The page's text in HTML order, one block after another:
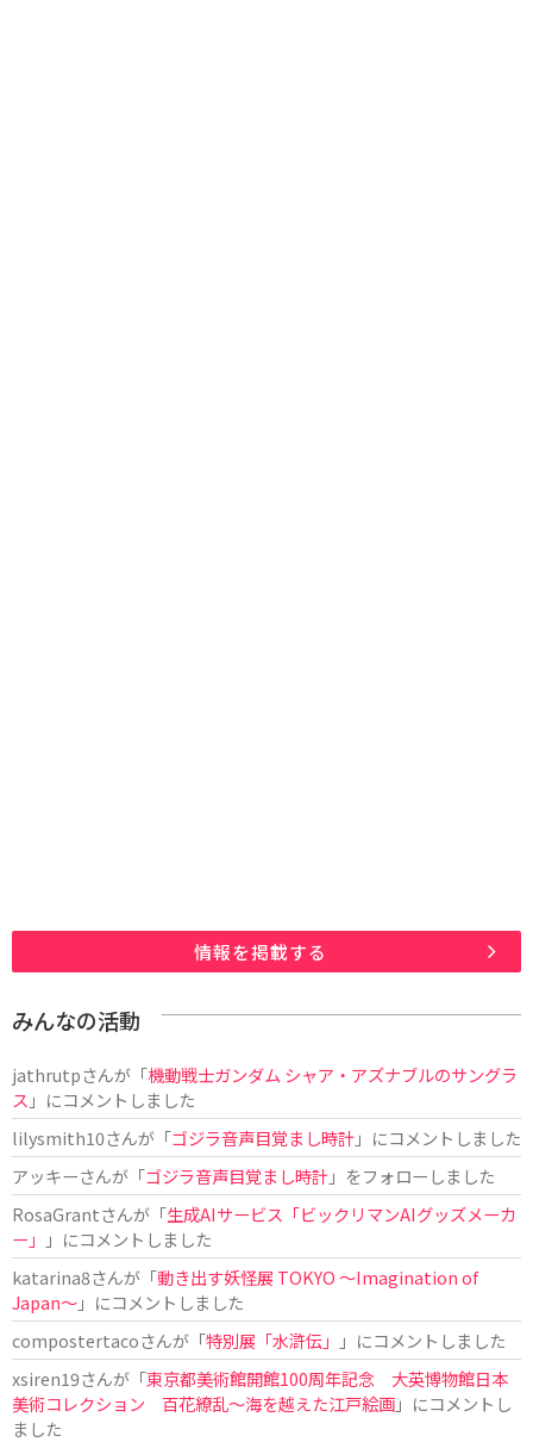
情報を掲載する
みんなの活動
jathrutpさんが「機動戦士ガンダム シャア・アズナブルのサングラ
ス 」にコメントしました
lilysmith10さんが「ゴジラ音声目覚まし時計」にコメントしました
アッキーさんが「ゴジラ音声目覚まし時計」をフォローしました
RosaGrantさんが「生成AIサービス「ビックリマンAIグッズメーカ
ー」
」にコメントしました
katarina8さんが「動き出す妖怪展 TOKYO 〜Imagination of
Japan〜」にコメントしました
compostertacoさんが「特別展「水滸伝」
」にコメントしました
xsiren19さんが「東京都美術館開館100周年記念 大英博物館日本
美術コレクション 百花繚乱～海を越えた江戸絵画」にコメントし
ました